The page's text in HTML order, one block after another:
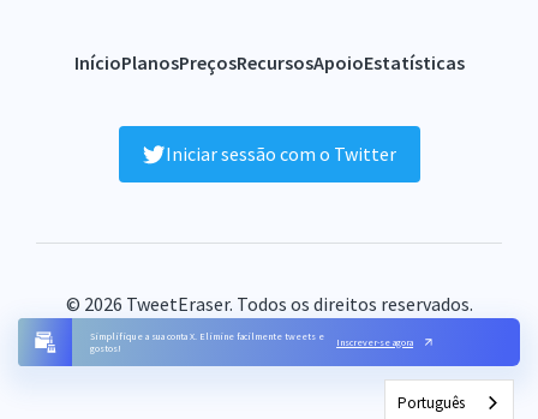
Simplifique a sua conta X. Elimine facilmente tweets e
gostos!
Inscrever-se agora
InícioPlanosPreçosRecursosApoioEstatísticas
Iniciar sessão com o Twitter
© 2026 TweetEraser. Todos os direitos reservados.
FAQCondições Privacidade Contacto
Português